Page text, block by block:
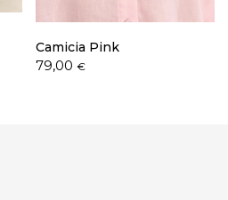
Camicia Pink
79,00 €